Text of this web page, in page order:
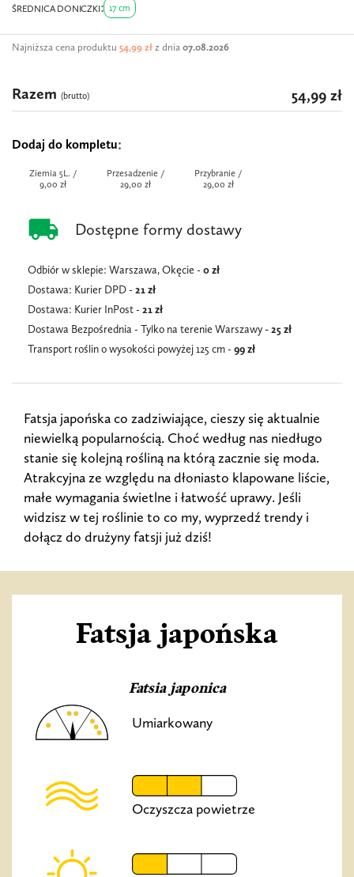
ŚREDNICA DONICZKI 17 cm
Najniższa cena produktu 54,99 zł z dnia 07.08.2026
local_shipping Dostępne formy dostawy
Odbiór w sklepie: Warszawa, Okęcie - 0 zł
Dostawa: Kurier DPD - 21 zł
Dostawa: Kurier InPost - 21zł
Dostawa Bezpośrednia - Tylko na terenie Warszawy- 25 zł
Transport roślin o wysokości powyżej 125 cm - 99 zł
Razem (brutto) 54,99 zł
Dodaj do kompletu
Ziemia 5L. /
9,00 zł
Przesadzenie /
29,00 zł
Przybranie /
29,00 zł
Fatsja japońska co zadziwiające, cieszy się aktualnie
niewielką popularnością. Choć według nas niedługo
stanie się kolejną rośliną na którą zacznie się moda.
Atrakcyjna ze względu na dłoniasto klapowane liście,
małe wymagania świetlne i łatwość uprawy. Jeśli
widzisz w tej roślinie to co my, wyprzedź trendy i
dołącz do drużyny fatsji już dziś!
Fatsja japońska
Fatsia japonica
Umiarkowany
Oczyszcza powietrze